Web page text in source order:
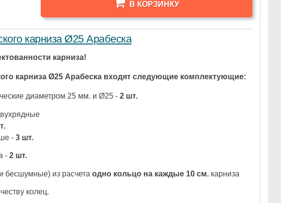
В КОРЗИНКУ
карниза Ø25 Арабеска
карниза!
карниза Ø25 Арабеска входят следующие комплектующие:
диаметром 25 мм. и Ø25 - 2 шт.
- 3 шт.
- 2 шт.
бесшумные) из расчета одно кольцо на каждые 10 см.карниза
колец.